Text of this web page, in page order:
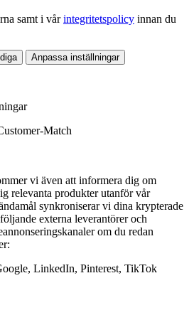
samt i vårintegritetspolicy innan du
Anpassa inställningar
Match
vi även att informera dig om
relevanta produkter utanför vår
synkroniserar vi dina krypterade
externa leverantörer och
om du redan
LinkedIn, Pinterest, TikTok